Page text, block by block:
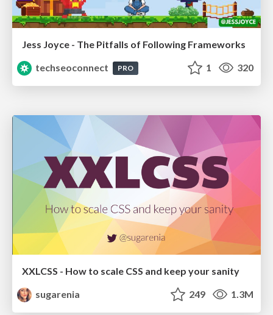
Jess Joyce - The Pitfalls of Following Frameworks
techseoconnect
PRO 1 320
XXLCSS - How to scale CSS and keep your sanity
sugarenia
249 1.3M